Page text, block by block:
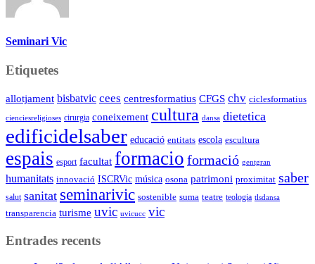
Seminari Vic
Etiquetes
allotjament bisbatvic cees centresformatius CFGS chv ciclesformatius
cienciesreligioses cirurgia coneixement cultura dansa dietetica
edificidelsaber educació entitats escola escultura
espais esport facultat formacio formació gentgran
humanitats innovació ISCRVic música osona patrimoni proximitat saber
salut sanitat seminarivic sostenible suma teatre teologia tlsdansa
transparencia turisme uvic uvicucc vic
Entrades recents